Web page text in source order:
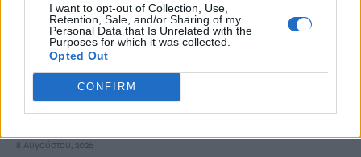
I want to opt-out of Collection, Use,
Retention, Sale, and/or Sharing of my
Personal Data that Is Unrelated with the
Purposes for which it was collected.
Opted Out
CONFIRM
8 Αυγούστου, 2026
Ηράκλειο: Περιπατητής χρειάστηκε βοήθεια σε φαράγγι
8 Αυγούστου, 2026
8 Αυγούστου, 2026